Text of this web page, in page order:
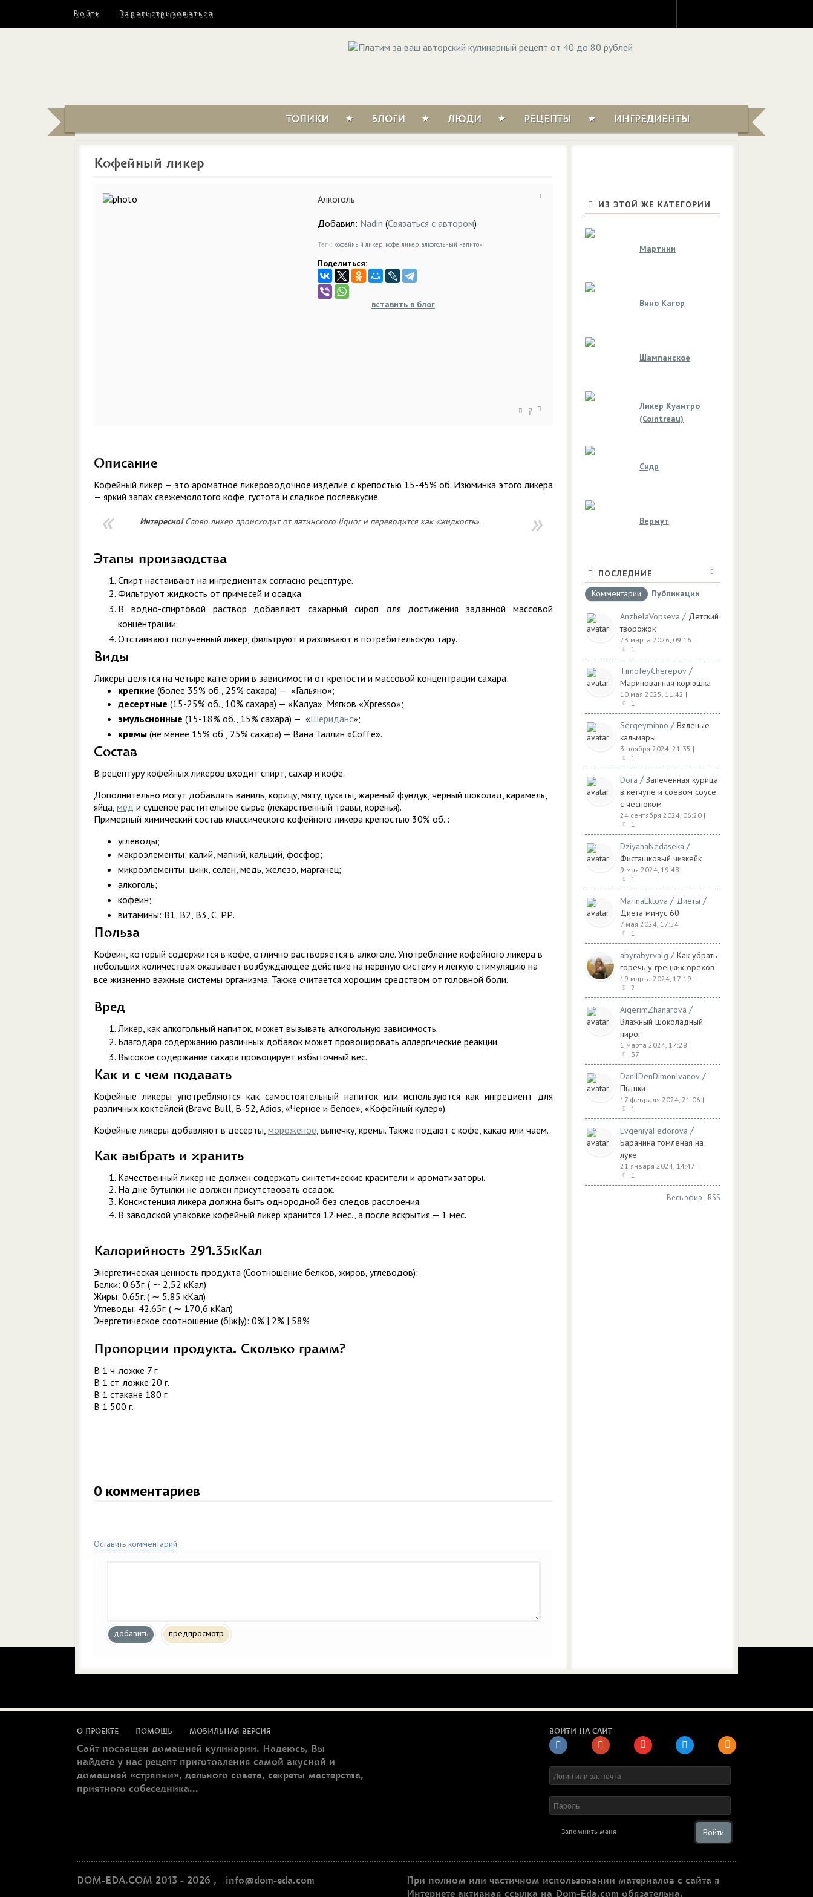
Войти Зарегистрироваться
ТОПИКИ БЛОГИ ЛЮДИ РЕЦЕПТЫ ИНГРЕДИЕНТЫ
Кофейный ликер
Алкоголь
?
Добавил: Nadin (Связаться с автором)
Теги: кофейный ликер, кофе,ликер,алкогольный напиток
Поделиться:
вставить в блог
Описание
Кофейный ликер — это ароматное ликероводочное изделие с крепостью 15-45% об. Изюминка этого ликера
— яркий запах свежемолотого кофе, густота и сладкое послевкусие.
Интересно!Слово ликер происходит от латинского liquor и переводится как «жидкость».
Этапы производства
Спирт настаивают на ингредиентах согласно рецептуре.
Фильтруют жидкость от примесей и осадка.
В водно-спиртовой раствор добавляют сахарный сироп для достижения заданной массовой
концентрации.
Отстаивают полученный ликер, фильтруют и разливают в потребительскую тару.
Виды
Ликеры делятся на четыре категории в зависимости от крепости и массовой концентрации сахара:
крепкие (более 35% об., 25% сахара) — «Гальяно»;
десертные (15-25% об., 10% сахара) — «Калуа», Мягков «Xpresso»;
эмульсионные (15-18% об., 15% сахара) — «Шериданс»;
кремы (не менее 15% об., 25% сахара) — Вана Таллин «Coffe».
Состав
В рецептуру кофейных ликеров входит спирт, сахар и кофе.
Дополнительно могут добавлять ваниль, корицу, мяту, цукаты, жареный фундук, черный шоколад, карамель,
яйца, мед и сушеное растительное сырье (лекарственный травы, коренья).
Примерный химический состав классического кофейного ликера крепостью 30% об. :
углеводы;
макроэлементы: калий, магний, кальций, фосфор;
микроэлементы: цинк, селен, медь, железо, марганец;
алкоголь;
кофеин;
витамины: В1, В2, В3, С, РР.
Польза
Кофеин, который содержится в кофе, отлично растворяется в алкоголе. Употребление кофейного ликера в
небольших количествах оказывает возбуждающее действие на нервную систему и легкую стимуляцию на
все жизненно важные системы организма. Также считается хорошим средством от головной боли.
Вред
Ликер, как алкогольный напиток, может вызывать алкогольную зависимость.
Благодаря содержанию различных добавок может провоцировать аллергические реакции.
Высокое содержание сахара провоцирует избыточный вес.
Как и с чем подавать
Кофейные ликеры употребляются как самостоятельный напиток или используются как ингредиент для
различных коктейлей (Brave Bull, B-52, Adios, «Черное и белое», «Кофейный кулер»).
Кофейные ликеры добавляют в десерты, мороженое, выпечку, кремы. Также подают с кофе, какао или чаем.
Как выбрать и хранить
Качественный ликер не должен содержать синтетические красители и ароматизаторы.
На дне бутылки не должен присутствовать осадок.
Консистенция ликера должна быть однородной без следов расслоения.
В заводской упаковке кофейный ликер хранится 12 мес., а после вскрытия — 1 мес.
Калорийность 291.35кКал
Энергетическая ценность продукта (Соотношение белков, жиров, углеводов):
Белки: 0.63г. ( ∼ 2,52 кКал)
Жиры: 0.65г. ( ∼ 5,85 кКал)
Углеводы: 42.65г. ( ∼ 170,6 кКал)
Энергетическое соотношение (б|ж|у): 0% | 2% | 58%
Пропорции продукта. Сколько грамм?
В 1 ч. ложке 7 г.
В 1 ст. ложке 20 г.
В 1 стакане 180 г.
В 1 500 г.
0 комментариев
Оставить комментарий
добавить предпросмотр
ИЗ ЭТОЙ ЖЕ КАТЕГОРИИ
Мартини
Вино Кагор
Шампанское
Ликер Куантро
(Cointreau)
Сидр
Вермут
ПОСЛЕДНИЕ
Комментарии
Публикации
AnzhelaVopseva / Детский
творожок
23 марта 2026, 09:16 |
1
TimofeyCherepov /
Маринованная корюшка
10 мая 2025, 11:42 |
1
Sergeymihno / Вяленые
кальмары
3 ноября 2024, 21:35 |
1
Dora / Запеченная курица
в кетчупе и соевом соусе
с чесноком
24 сентября 2024, 06:20 |
1
DziyanaNedaseka /
Фисташковый чизкейк
9 мая 2024, 19:48 |
1
MarinaEktova / Диеты /
Диета минус 60
7 мая 2024, 17:54
1
abyrabyrvalg / Как убрать
горечь у грецких орехов
19 марта 2024, 17:19 |
2
AigerimZhanarova /
Влажный шоколадный
пирог
1 марта 2024, 17:28 |
37
DanilDenDimonIvanov /
Пышки
17 февраля 2024, 21:06 |
1
EvgeniyaFedorova /
Баранина томленая на
луке
21 января 2024, 14:47 |
1
Весь эфир | RSS
О ПРОЕКТЕ ПОМОЩЬ МОБИЛЬНАЯ ВЕРСИЯ
Сайт посвящен домашней кулинарии. Надеюсь, Вы
найдете у нас рецепт приготовления самой вкусной и
домашней «стряпни», дельного совета, секреты мастерства,
приятного собеседника...
ВОЙТИ НА САЙТ
Запомнить меня Войти
DOM-EDA.COM 2013 - 2026 , info@dom-eda.com
При полном или частичном использовании материалов с сайта в
Интернете активная ссылка на Dom-Eda.com обязательна.